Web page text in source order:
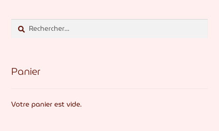
Rechercher :
Panier
Votre panier est vide.